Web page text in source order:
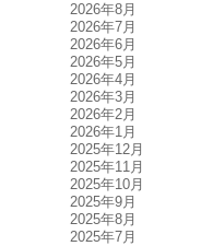
2026年8月
2026年7月
2026年6月
2026年5月
2026年4月
2026年3月
2026年2月
2026年1月
2025年12月
2025年11月
2025年10月
2025年9月
2025年8月
2025年7月